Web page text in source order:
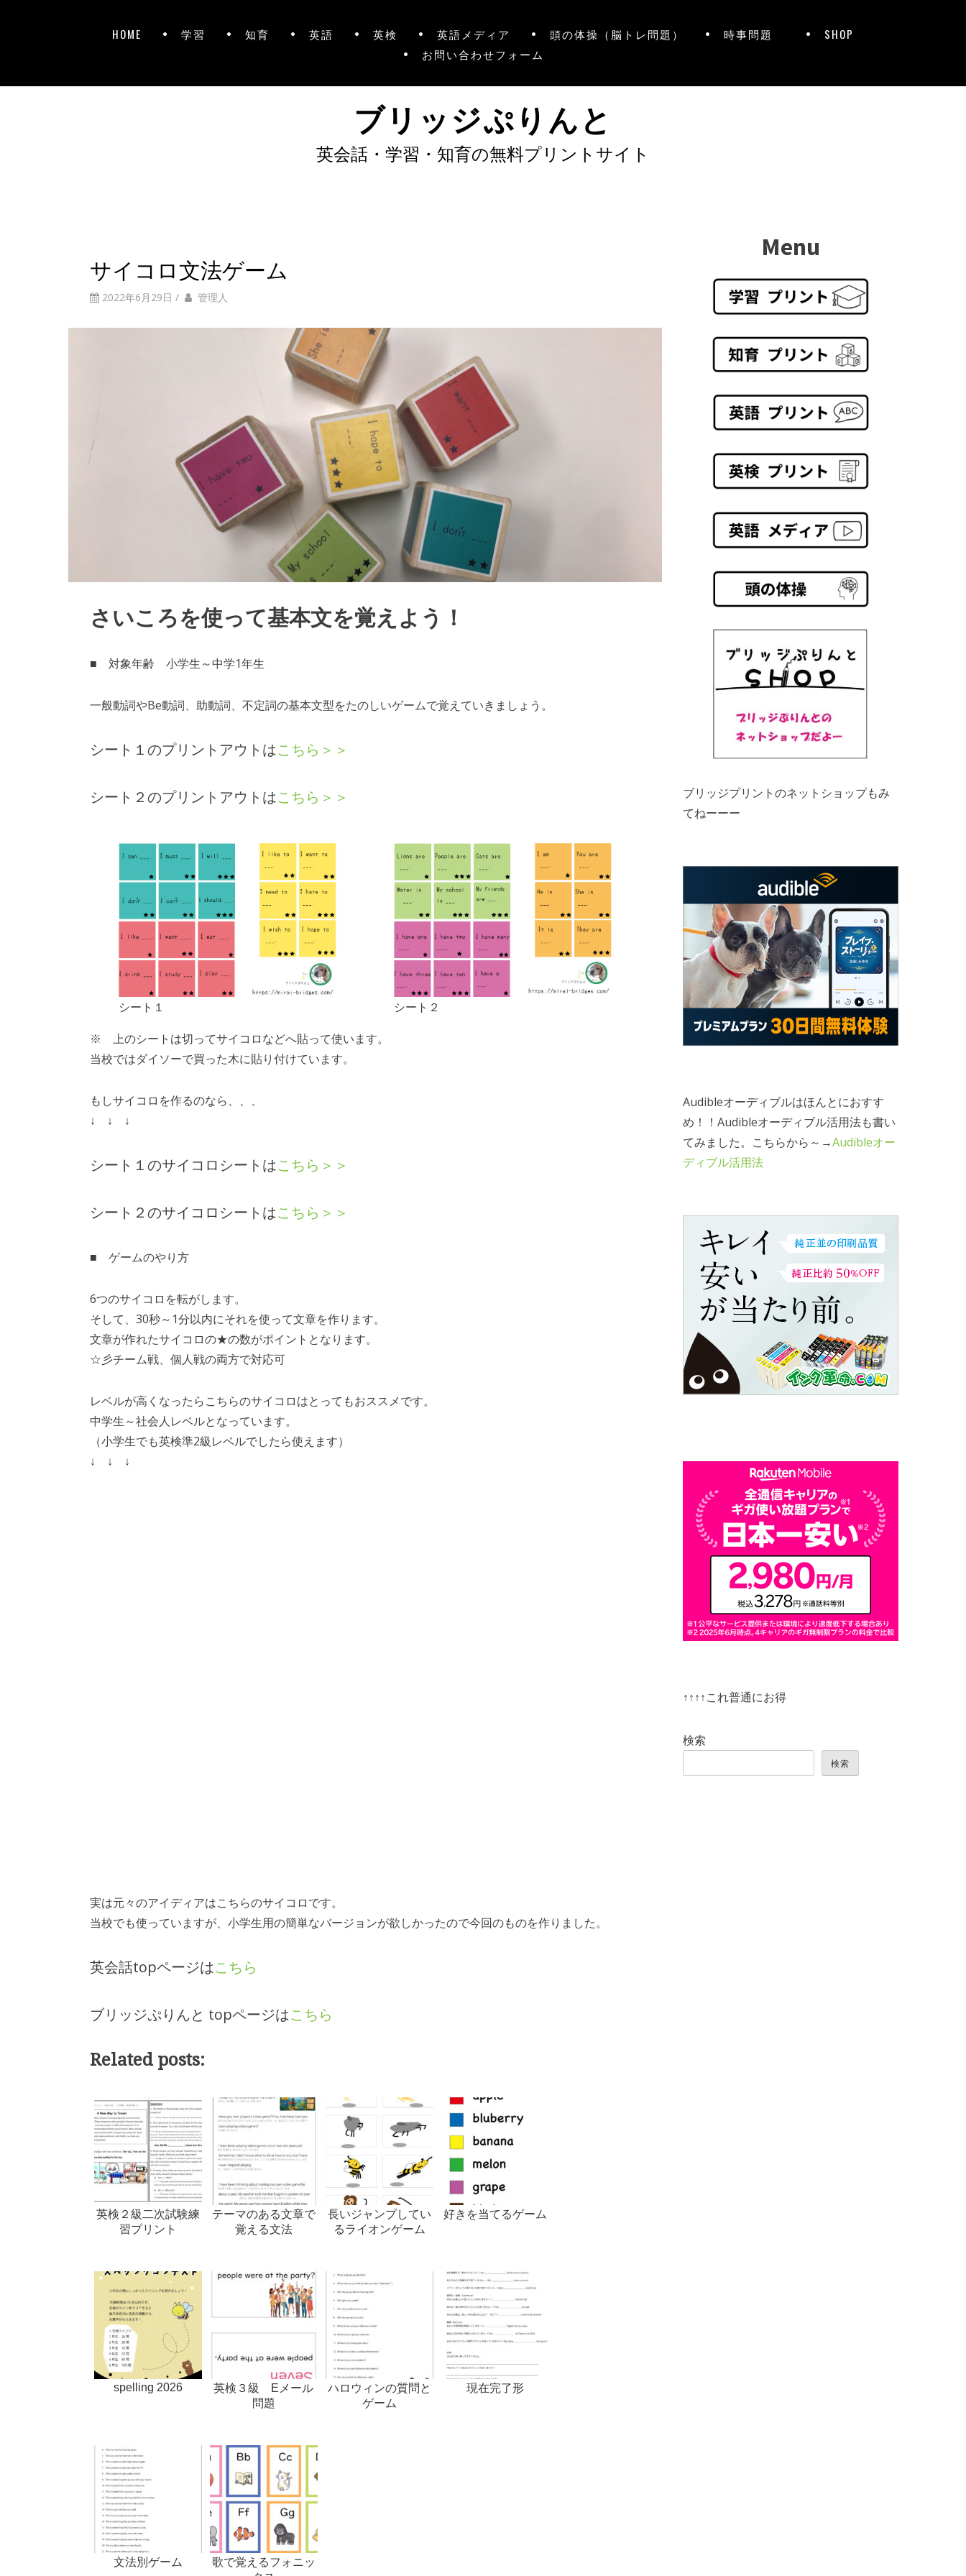
HOME 学習 知育 英語 英検 英語メディア 頭の体操（脳トレ問題） 時事問題
SHOP
お問い合わせフォーム
ブリッジぷりんと
英会話・学習・知育の無料プリントサイト
サイコロ文法ゲーム
2022年6月29日 / 管理人
さいころを使って基本文を覚えよう！
■ 対象年齢 小学生～中学1年生
一般動詞やBe動詞、助動詞、不定詞の基本文型をたのしいゲームで覚えていきましょう。
シート１のプリントアウトはこちら＞＞
シート２のプリントアウトはこちら＞＞
シート１
シート２
※ 上のシートは切ってサイコロなどへ貼って使います。
当校ではダイソーで買った木に貼り付けています。
もしサイコロを作るのなら、、、
↓ ↓ ↓
シート１のサイコロシートはこちら＞＞
シート２のサイコロシートはこちら＞＞
■ ゲームのやり方
6つのサイコロを転がします。
そして、30秒～1分以内にそれを使って文章を作ります。
文章が作れたサイコロの★の数がポイントとなります。
☆彡チーム戦、個人戦の両方で対応可
レベルが高くなったらこちらのサイコロはとってもおススメです。
中学生～社会人レベルとなっています。
（小学生でも英検準2級レベルでしたら使えます）
↓ ↓ ↓
実は元々のアイディアはこちらのサイコロです。
当校でも使っていますが、小学生用の簡単なバージョンが欲しかったので今回のものを作りました。
英会話topページはこちら
ブリッジぷりんと topページはこちら
Related posts:
英検２級二次試験練
習プリント
テーマのある文章で
覚える文法
長いジャンプしてい
るライオンゲーム
好きを当てるゲーム
spelling 2026
英検３級 Eメール
問題
ハロウィンの質問と
ゲーム
現在完了形
文法別ゲーム
歌で覚えるフォニッ
Menu
ブリッジプリントのネットショップもみ
てねーーー
Audibleオーディブルはほんとにおすす
め！！Audibleオーディブル活用法も書い
てみました。こちらから～→Audibleオー
ディブル活用法
↑↑↑↑これ普通にお得
検索
検索